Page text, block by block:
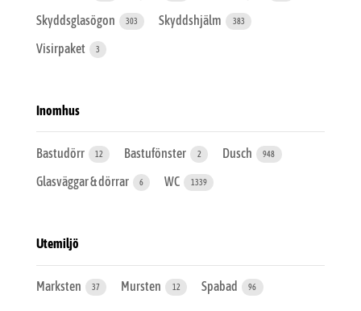
Skyddsglasögon 303 Skyddshjälm 383
Visirpaket 3
Inomhus
Bastudörr 12 Bastufönster 2 Dusch 948
Glasväggar & dörrar 6 WC 1339
Utemiljö
Marksten 37 Mursten 12 Spabad 96